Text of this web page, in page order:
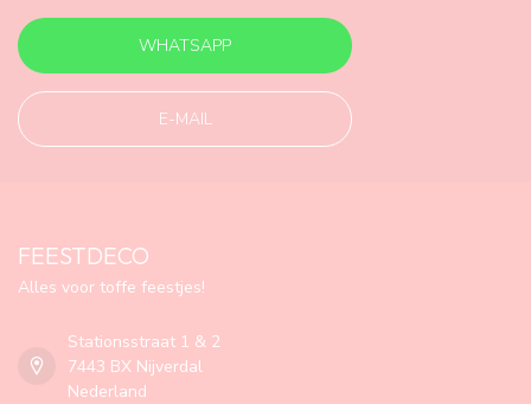
WHATSAPP
E-MAIL
FEESTDECO
Alles voor toffe feestjes!
Stationsstraat 1 & 2
7443 BX Nijverdal
Nederland